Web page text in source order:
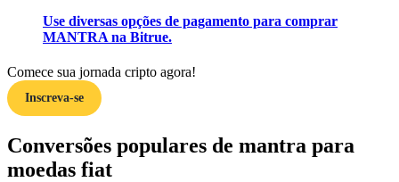
Aprenda como se manter lucrativo
Use diversas opções de pagamento para comprar
MANTRA na Bitrue.
Comece sua jornada cripto agora!
Inscreva-se
Conversões populares de mantra para
moedas fiat